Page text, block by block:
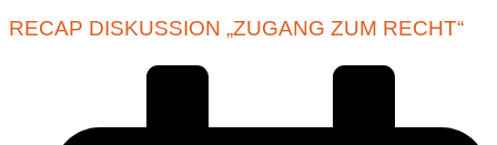
RECAP DISKUSSION „ZUGANG ZUM RECHT“